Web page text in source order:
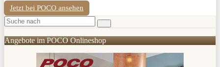
Jetzt bei POCO ansehen
Angebote im POCO Onlineshop